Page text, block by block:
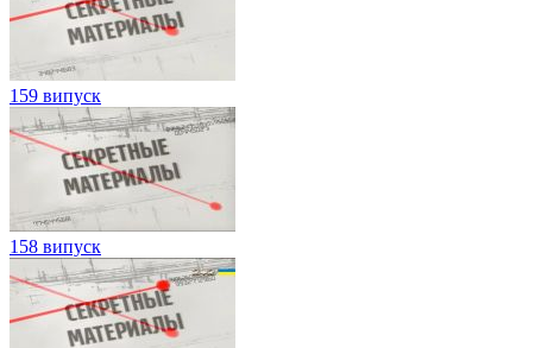
159 випуск
158 випуск